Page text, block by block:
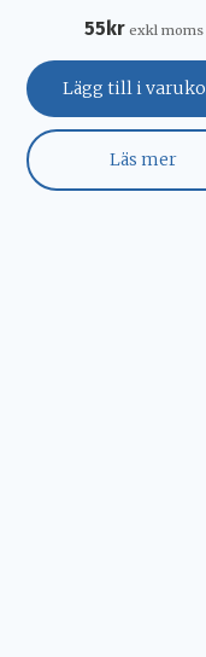
55kr exkl moms
Lägg till i
Läs mer